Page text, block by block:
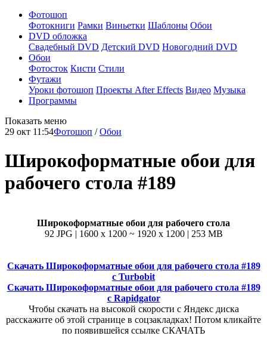
Фотошоп
Фотокниги Рамки Виньетки Шаблоны Обои
DVD обложка
Свадебный DVD Детский DVD Новогодний DVD
Обои
Фотосток Кисти Стили
Футажи
Уроки фотошоп Проекты After Effects Видео Музыка
Программы
Показать меню
29 окт 11:54Фотошоп /Обои
Широкоформатные обои для
рабочего стола #189
Широкоформатные обои для рабочего стола
92 JPG | 1600 x 1200 ~ 1920 x 1200 | 253 MB
Скачать Широкоформатные обои для рабочего стола #189
с Turbobit
Скачать Широкоформатные обои для рабочего стола #189
с Rapidgator
Чтобы скачать на высокой скорости с Яндекс диска
расскажите об этой странице в соцзакладках! Потом кликайте
по появившейся ссылке СКАЧАТЬ